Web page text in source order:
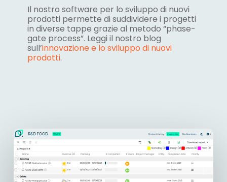
Il nostro software per lo sviluppo di nuovi
prodotti permette di suddividere i progetti
in diverse tappe grazie al metodo “phase-
gate process”. Leggi il nostro blog
sull’innovazione e lo sviluppo di nuovi
prodotti.